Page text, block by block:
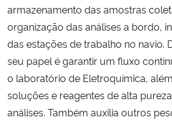
armazenamento das amostras
organização das análises a bordo,
das estações de trabalho no navio.
seu papel é garantir um fluxo
o laboratório de Eletroquímica,
soluções e reagentes de alta
análises. Também auxilia outros